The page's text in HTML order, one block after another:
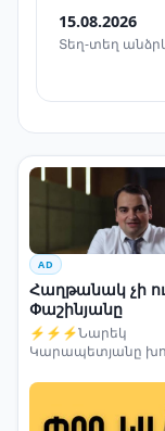
15.08.2026
Տեղ-տեղ
AD
Հաղթանակ չի
Փաշինյանը
⚡⚡⚡Նարեկ
Կարապետյանը